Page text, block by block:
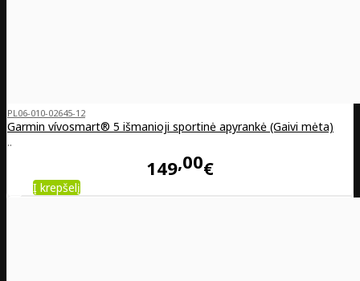
PL06-010-02645-12
Garmin vívosmart® 5 išmanioji sportinė apyrankė (Gaivi mėta)
..
149 00€
Į krepšelį